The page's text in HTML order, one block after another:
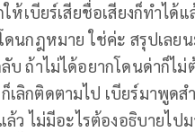
ห้เบียร์เสียชื่อเสียงก็ทำได้
นกฎหมาย ใช่ค่ะ สรุปเลย
บ ถ้าไม่ได้อยากโดนด่าก็ไ
ลิกติดตามไป เบียร์มาพูด
ล้ว ไม่มีอะไรต้องอธิบายไป